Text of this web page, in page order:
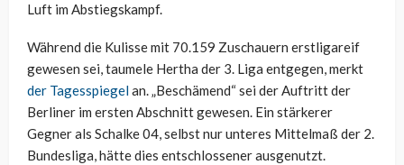
Luft im Abstiegskampf.
Während die Kulisse mit 70.159 Zuschauern erstligareif
gewesen sei, taumele Hertha der 3. Liga entgegen, merkt
der Tagesspiegelan. „Beschämend“ sei der Auftritt der
Berliner im ersten Abschnitt gewesen. Ein stärkerer
Gegner als Schalke 04, selbst nur unteres Mittelmaß der 2.
Bundesliga, hätte dies entschlossener ausgenutzt.